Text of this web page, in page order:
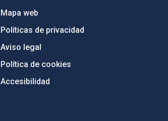
Mapa web
Políticas de privacidad
Aviso legal
Política de cookies
Accesibilidad